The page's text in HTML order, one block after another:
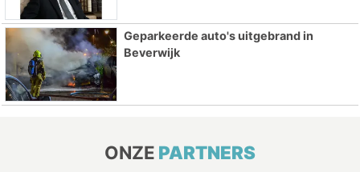
Geparkeerde auto's uitgebrand in
Beverwijk
ONZE PARTNERS